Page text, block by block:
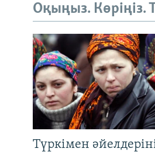
Оқыңыз. Көріңіз.
Түркімен